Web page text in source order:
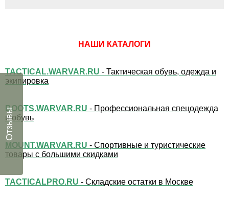
НАШИ КАТАЛОГИ
TACTICAL.WARVAR.RU - Тактическая обувь, одежда и
экипировка
BOOTS.WARVAR.RU - Профессиональная спецодежда
и обувь
MOUNT.WARVAR.RU - Спортивные и туристические
товары с большими скидками
TACTICALPRO.RU - Складские остатки в Москве
Отзывы